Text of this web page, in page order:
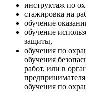
инструктаж по
стажировка на
обучение
обучение
защиты,
обучения по
обучения
работ, или в
обучения по